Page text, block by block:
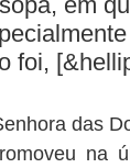
foi,
das
na